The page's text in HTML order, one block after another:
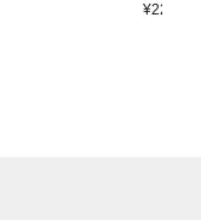
¥22,000